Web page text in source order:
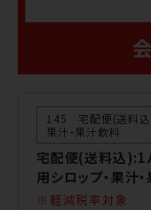
145 宅配便(送料込
果汁・果汁飲料
宅配便(送料込
用シロップ・果汁
軽減税率対象